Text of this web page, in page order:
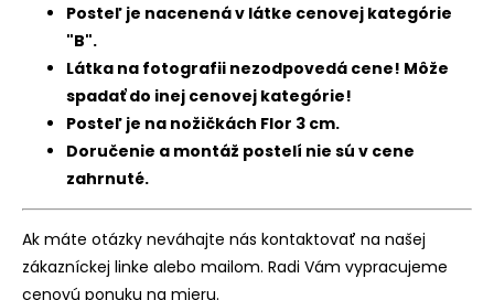
Posteľ je nacenená v látke cenovej kategórie
"B".
Látka na fotografii nezodpovedá cene! Môže
spadať do inej cenovej kategórie!
Posteľ je na nožičkách Flor 3 cm.
Doručenie a montáž postelí nie sú v cene
zahrnuté.
Ak máte otázky neváhajte nás kontaktovať na našej
zákazníckej linke alebo mailom. Radi Vám vypracujeme
cenovú ponuku na mieru.